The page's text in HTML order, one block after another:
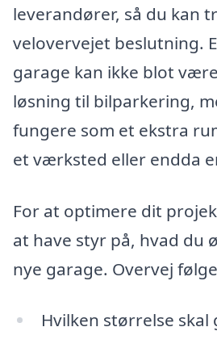
leverandører, så du kan
velovervejet beslutning.
garage kan ikke blot
løsning til bilparkering,
fungere som et ekstra
et værksted eller endda
For at optimere dit
at have styr på, hvad du
nye garage. Overvej
Hvilken størrelse skal